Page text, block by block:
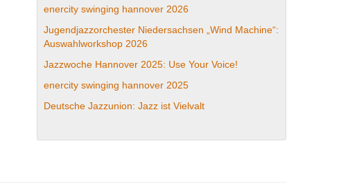
enercity swinging hannover 2026
Jugendjazzorchester Niedersachsen „Wind Machine“:
Auswahlworkshop 2026
Jazzwoche Hannover 2025: Use Your Voice!
enercity swinging hannover 2025
Deutsche Jazzunion: Jazz ist Vielvalt